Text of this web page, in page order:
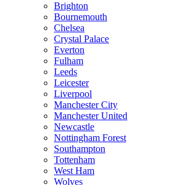
Brighton
Bournemouth
Chelsea
Crystal Palace
Everton
Fulham
Leeds
Leicester
Liverpool
Manchester City
Manchester United
Newcastle
Nottingham Forest
Southampton
Tottenham
West Ham
Wolves